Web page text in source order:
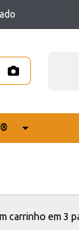
carrinho em 3